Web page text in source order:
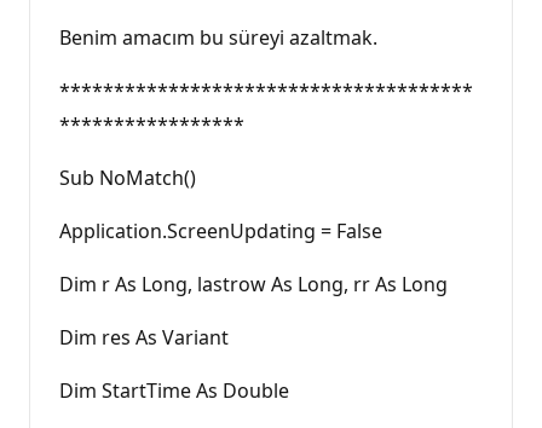
Benim amacım bu süreyi azaltmak.
**************************************
*****************
Sub NoMatch()
Application.ScreenUpdating = False
Dim r As Long, lastrow As Long, rr As Long
Dim res As Variant
Dim StartTime As Double